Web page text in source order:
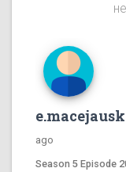
ago
Season 5 Episode